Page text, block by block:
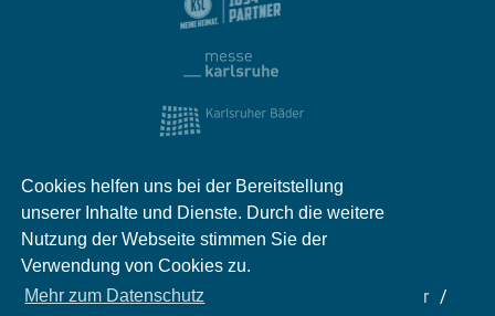
Cookies helfen uns bei der Bereitstellung
unserer Inhalte und Dienste. Durch die weitere
Nutzung der Webseite stimmen Sie der
Verwendung von Cookies zu.
Mehr zum Datenschutz
Impressum Kontakt
Partner